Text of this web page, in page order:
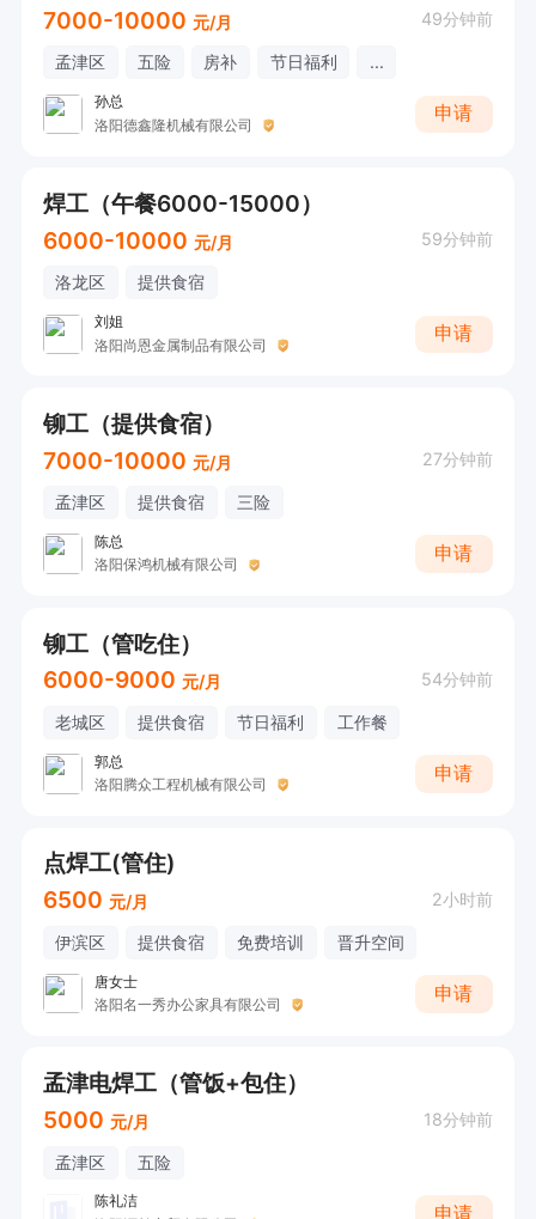
7000-10000 元/月 49分钟前
孟津区 五险 房补 节日福利 ...
孙总
洛阳德鑫隆机械有限公司
申请
焊工（午餐6000-15000）
6000-10000 元/月 59分钟前
洛龙区 提供食宿
刘姐
洛阳尚恩金属制品有限公司
申请
铆工（提供食宿）
7000-10000 元/月 27分钟前
孟津区 提供食宿 三险
陈总
洛阳保鸿机械有限公司
申请
铆工（管吃住）
6000-9000 元/月 54分钟前
老城区 提供食宿 节日福利 工作餐
郭总
洛阳腾众工程机械有限公司
申请
点焊工(管住)
6500 元/月 2小时前
伊滨区 提供食宿 免费培训 晋升空间
唐女士
洛阳名一秀办公家具有限公司
申请
孟津电焊工（管饭+包住）
5000 元/月 18分钟前
孟津区 五险
陈礼洁
申请